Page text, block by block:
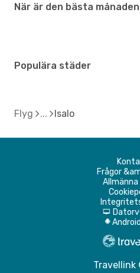
När är den bästa
Populära städer
Flyg Isalo
Frågor
Allmänna
d
A
Travellink